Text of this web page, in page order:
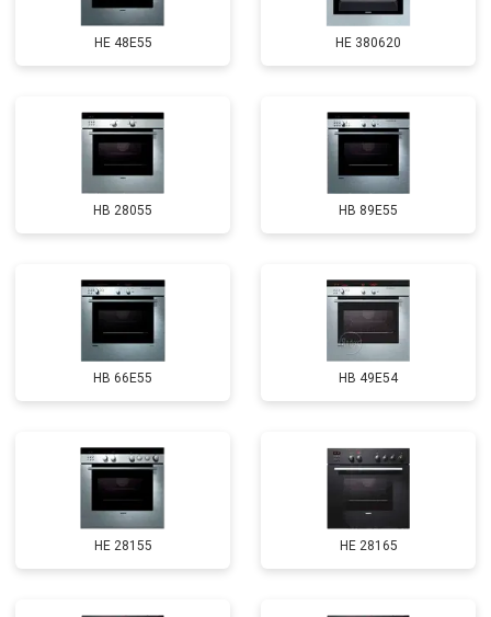
HE 48E55 HE 380620
HB 28055 HB 89E55
HB 66E55 HB 49E54
HE 28155 HE 28165